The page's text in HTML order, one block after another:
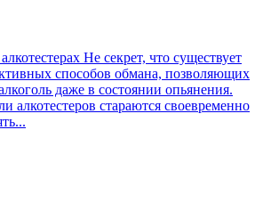
Не секрет, что существует
способов обмана, позволяющих
даже в состоянии опьянения.
алкотестеров стараются своевременно